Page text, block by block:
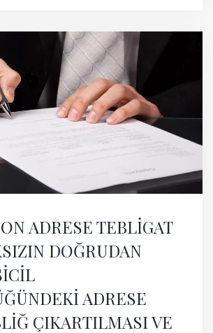
ADRESE TEBLİGAT
DOĞRUDAN
ADRESE
ÇIKARTILMASI VE